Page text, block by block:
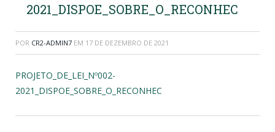
2021_DISPOE_SOBRE_O_RECONHEC
POR CR2-ADMIN7 EM 17 DE DEZEMBRO DE 2021
PROJETO_DE_LEI_Nº002-
2021_DISPOE_SOBRE_O_RECONHEC